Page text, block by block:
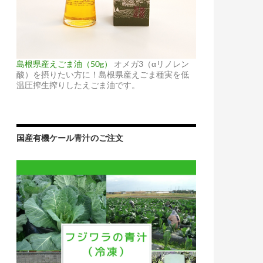
島根県産えごま油（50g）
オメガ3（αリノレン
酸）を摂りたい方に！島根県産えごま種実を低
温圧搾生搾りしたえごま油です。
国産有機ケール青汁のご注文